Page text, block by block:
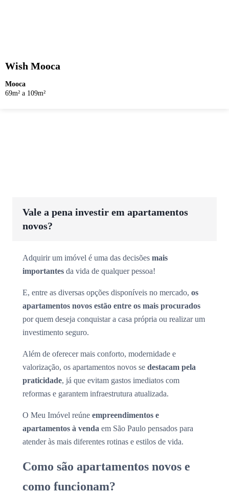
Wish Mooca
Mooca
69m² a 109m²
Vale a pena investir em apartamentos
novos?
Adquirir um imóvel é uma das decisões mais
importantes da vida de qualquer pessoa!
E, entre as diversas opções disponíveis no mercado, os
apartamentos novos estão entre os mais procurados
por quem deseja conquistar a casa própria ou realizar um
investimento seguro.
Além de oferecer mais conforto, modernidade e
valorização, os apartamentos novos se destacam pela
praticidade, já que evitam gastos imediatos com
reformas e garantem infraestrutura atualizada.
O Meu Imóvel reúne empreendimentos e
apartamentos à venda em São Paulo pensados para
atender às mais diferentes rotinas e estilos de vida.
Como são apartamentos novos e
como funcionam?